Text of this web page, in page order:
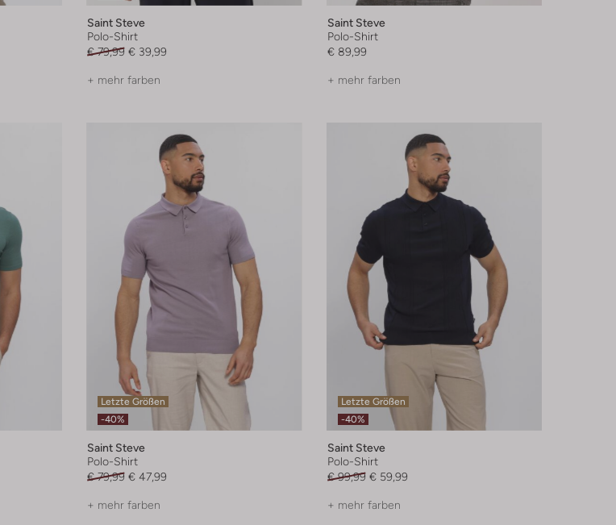
Saint Steve
Polo-Shirt
€ 79,99 € 39,99
+ mehr farben
Saint Steve
Polo-Shirt
€ 89,99
+ mehr farben
Letzte Größen
-40%
Saint Steve
Polo-Shirt
€ 79,99 € 47,99
+ mehr farben
Letzte Größen
-40%
Saint Steve
Polo-Shirt
€ 99,99 € 59,99
+ mehr farben